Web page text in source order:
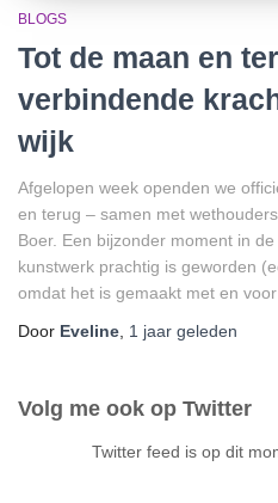
BLOGS
Tot de maan en
verbindende
wijk
Afgelopen week openden we
en terug – samen met
Boer. Een bijzonder moment in
kunstwerk prachtig is geworden
omdat het is gemaakt met en voor
Door Eveline 1 jaar geleden
Volg me ook op Twitter
Twitter feed is op dit